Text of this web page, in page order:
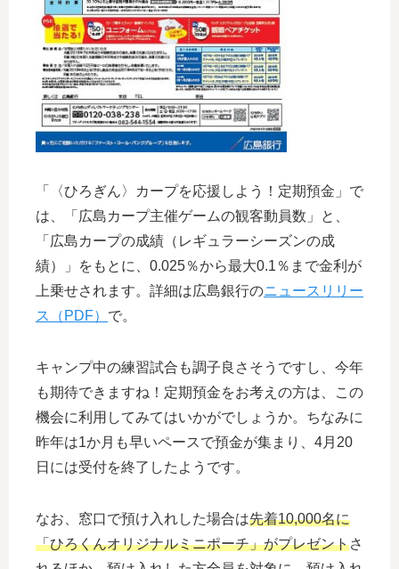
「〈ひろぎん〉カープを応援しよう！定期預金」で
は、「広島カープ主催ゲームの観客動員数」と、
「広島カープの成績（レギュラーシーズンの成
績）」をもとに、0.025％から最大0.1％まで金利が
上乗せされます。詳細は広島銀行のニュースリリー
ス（PDF） で。
キャンプ中の練習試合も調子良さそうですし、今年
も期待できますね！定期預金をお考えの方は、この
機会に利用してみてはいかがでしょうか。ちなみに
昨年は1か月も早いペースで預金が集まり、4月20
日には受付を終了したようです。
なお、窓口で預け入れした場合は先着10,000名に
「ひろくんオリジナルミニポーチ」がプレゼントさ